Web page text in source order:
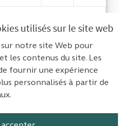
utilisés sur le site web
notre site Web pour
les contenus du site. Les
fournir une expérience
personnalisés à partir de
VOIR LA PROPOSITION
les propositions retirées
cookies